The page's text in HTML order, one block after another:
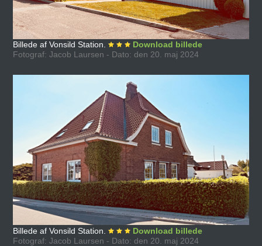
Billede af Vonsild Station.
Download billede
Fotograf: Jacob Laursen - Dato: den 20. maj 2024
Billede af Vonsild Station.
Download billede
Fotograf: Jacob Laursen - Dato: den 20. maj 2024